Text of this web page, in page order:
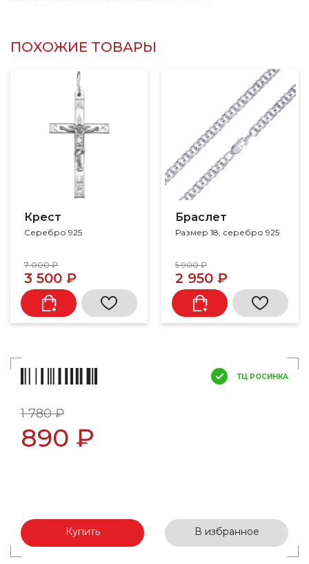
ПОХОЖИЕ ТОВАРЫ
Крест
Серебро 925
7 000 ₽
3 500 ₽
Браслет
Размер 18, серебро 925
5 900 ₽
2 950 ₽
ТЦ РОСИНКА
1 780 ₽
890 ₽
Купить В избранное